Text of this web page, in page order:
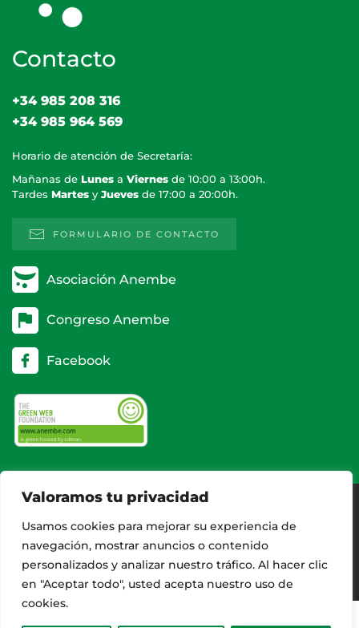
Valoramos tu privacidad
Usamos cookies para mejorar su experiencia de
navegación, mostrar anuncios o contenido
personalizados y analizar nuestro tráfico. Al hacer clic
en "Aceptar todo", usted acepta nuestro uso de
cookies.
Contacto
+34 985 208 316
+34 985 964 569
Horario de atención de Secretaría:
Mañanas de Lunes a Viernes de 10:00 a 13:00h.
Tardes Martes y Jueves de 17:00 a 20:00h.
FORMULARIO DE CONTACTO
Asociación Anembe
Congreso Anembe
Facebook
AVISO LEGAL
CONTACTO